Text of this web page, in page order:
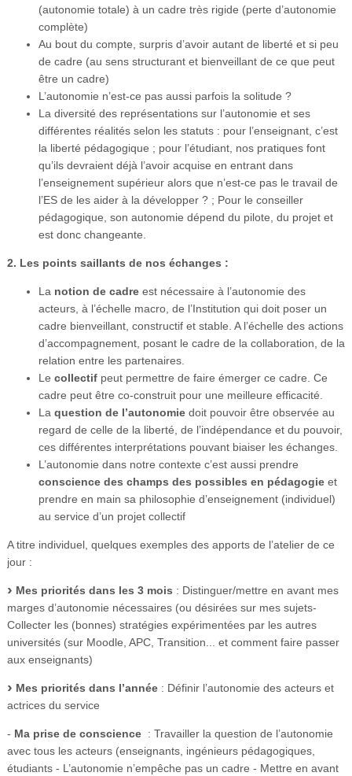
(autonomie totale) à un cadre très rigide (perte d’autonomie
complète)
Au bout du compte, surpris d’avoir autant de liberté et si peu
de cadre (au sens structurant et bienveillant de ce que peut
être un cadre)
L’autonomie n’est-ce pas aussi parfois la solitude ?
La diversité des représentations sur l’autonomie et ses
différentes réalités selon les statuts : pour l’enseignant, c’est
la liberté pédagogique ; pour l’étudiant, nos pratiques font
qu’ils devraient déjà l’avoir acquise en entrant dans
l’enseignement supérieur alors que n’est-ce pas le travail de
l’ES de les aider à la développer ? ; Pour le conseiller
pédagogique, son autonomie dépend du pilote, du projet et
est donc changeante.
2. Les points saillants de nos échanges :
La notion de cadreest nécessaire à l’autonomie des
acteurs, à l’échelle macro, de l’Institution qui doit poser un
cadre bienveillant, constructif et stable. A l’échelle des actions
d’accompagnement, posant le cadre de la collaboration, de la
relation entre les partenaires.
Le collectif peut permettre de faire émerger ce cadre. Ce
cadre peut être co-construit pour une meilleure efficacité.
La question de l’autonomiedoit pouvoir être observée au
regard de celle de la liberté, de l’indépendance et du pouvoir,
ces différentes interprétations pouvant biaiser les échanges.
L’autonomie dans notre contexte c’est aussi prendre
conscience des champs des possibles en pédagogieet
prendre en main sa philosophie d’enseignement (individuel)
au service d’un projet collectif
A titre individuel, quelques exemples des apports de l’atelier de ce
jour :
Mes priorités dans les 3 mois : Distinguer/mettre en avant mes
marges d’autonomie nécessaires (ou désirées sur mes sujets-
Collecter les (bonnes) stratégies expérimentées par les autres
universités (sur Moodle, APC, Transition... et comment faire passer
aux enseignants)
Mes priorités dans l’année: Définir l’autonomie des acteurs et
actrices du service
- Ma prise de conscience : Travailler la question de l’autonomie
avec tous les acteurs (enseignants, ingénieurs pédagogiques,
étudiants - L’autonomie n’empêche pas un cadre - Mettre en avant